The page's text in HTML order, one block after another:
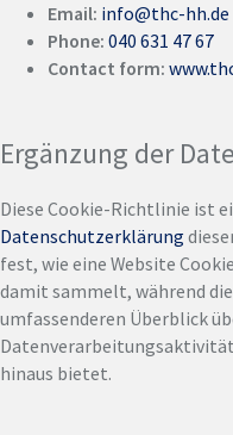
Email: info@thc-hh.de
Phone: 040 631 47 67
Contact form:
Ergänzung der
Diese Cookie-Richtlinie ist
Datenschutzerklärung
fest, wie eine Website
damit sammelt, während
umfassenderen Überblick
hinaus bietet.